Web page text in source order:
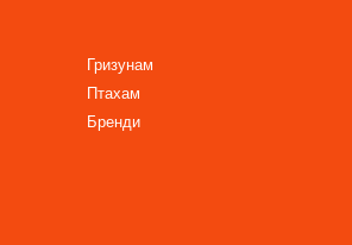
Гризунам
Птахам
Бренди